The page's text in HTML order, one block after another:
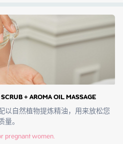
+ AROMA OIL MASSAGE
以自然植物提炼精油，用来放松您
。
pregnant women.